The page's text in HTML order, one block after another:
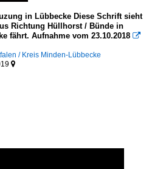
in Lübbecke Diese Schrift sieht
Richtung Hüllhorst / Bünde in
fährt. Aufnahme vom 23.10.2018 
/ Kreis Minden-Lübbecke
